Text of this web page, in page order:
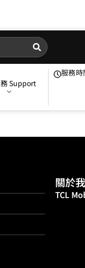
Support
服務
關於
TCL